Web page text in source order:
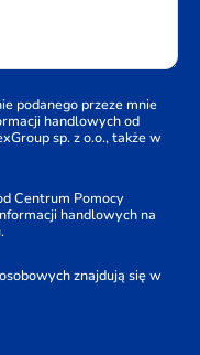
podanego przeze mnie
handlowych od
sp. z o.o., także w
Centrum Pomocy
handlowych na
znajdują się w